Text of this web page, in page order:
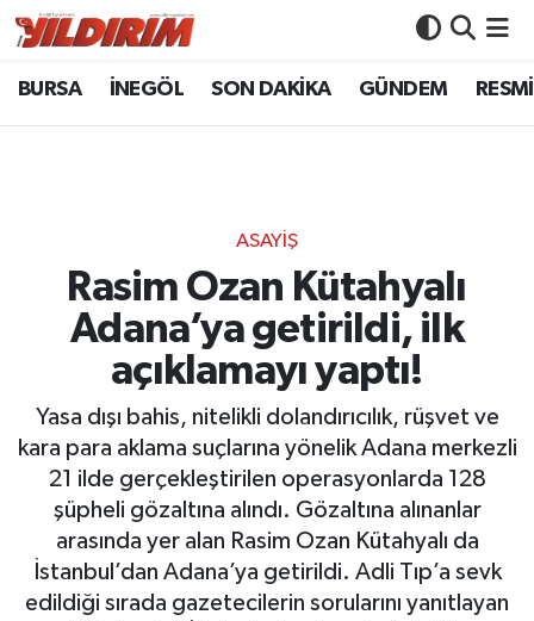
BURSA İNEGÖL SON DAKİKA GÜNDEM
ASAYİŞ
Rasim Ozan Kütahyalı
Adana’ya getirildi, ilk
açıklamayı yaptı!
Yasa dışı bahis, nitelikli dolandırıcılık, rüşvet ve
kara para aklama suçlarına yönelik Adana merkezli
21 ilde gerçekleştirilen operasyonlarda 128
şüpheli gözaltına alındı. Gözaltına alınanlar
arasında yer alan Rasim Ozan Kütahyalı da
İstanbul’dan Adana’ya getirildi. Adli Tıp’a sevk
edildiği sırada gazetecilerin sorularını yanıtlayan
BURSA
GÜNDEM
RESMİ İLANLAR
KÖŞE YAZILARI
SİYASET
YAŞAM
SPOR
Bursa Nöbetçi Eczaneler
Bursa Trafik Yoğunluk Haritası
Süper Lig Puan Durumu ve Fikstür
Tüm Manşetler
Son Dakika Haberleri
Haber Arşivi